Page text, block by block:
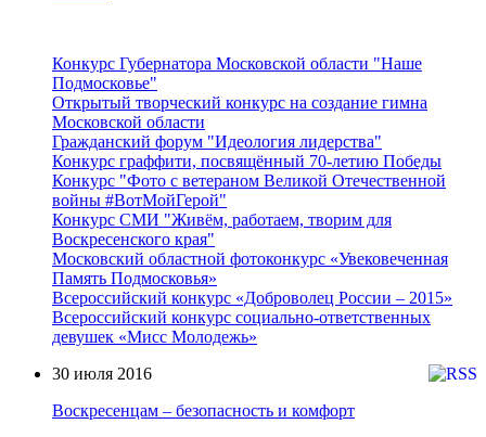
Конкурс Губернатора Московской области "Наше
Подмосковье"
Открытый творческий конкурс на создание гимна
Московской области
Гражданский форум "Идеология лидерства"
Конкурс граффити, посвящённый 70-летию Победы
Конкурс "Фото с ветераном Великой Отечественной
войны #ВотМойГерой"
Конкурс СМИ "Живём, работаем, творим для
Воскресенского края"
Московский областной фотоконкурс «Увековеченная
Память Подмосковья»
Всероссийский конкурс «Доброволец России – 2015»
Всероссийский конкурс социально-ответственных
девушек «Мисс Молодежь»
30 июля 2016
Воскресенцам – безопасность и комфорт